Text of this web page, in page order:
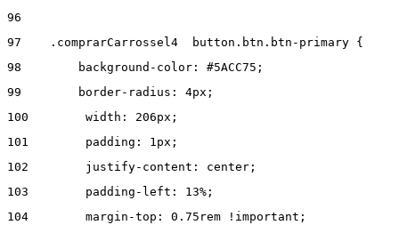
96
97
    .comprarCarrossel4  button.btn.btn-primary {
98
        background-color: #5ACC75;
99
        border-radius: 4px;
100
        width: 206px;
101
        padding: 1px;
102
        justify-content: center;
103
        padding-left: 13%;
104
        margin-top: 0.75rem !important;